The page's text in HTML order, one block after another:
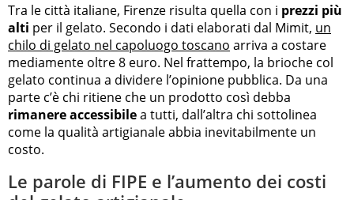
Tra le città italiane, Firenze risulta quella con i prezzi più
alti per il gelato. Secondo i dati elaborati dal Mimit, un
chilo di gelato nel capoluogo toscano arriva a costare
mediamente oltre 8 euro. Nel frattempo, la brioche col
gelato continua a dividere l’opinione pubblica. Da una
parte c’è chi ritiene che un prodotto così debba
rimanere accessibilea tutti, dall’altra chi sottolinea
come la qualità artigianale abbia inevitabilmente un
costo.
Le parole di FIPE e l’aumento dei costi